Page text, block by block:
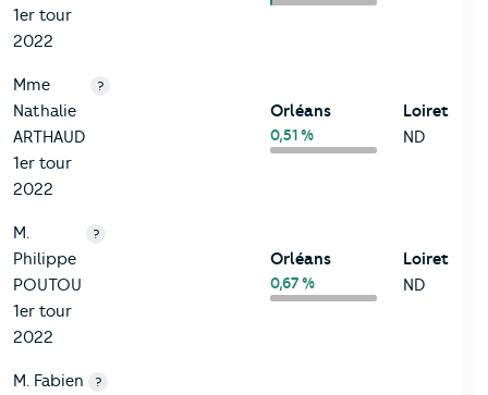
1er tour
2022
Mme
Nathalie
ARTHAUD
1er tour
2022
?
Orléans
0,51 %
Loiret
ND
M.
Philippe
POUTOU
1er tour
2022
?
Orléans
0,67 %
Loiret
ND
M. Fabien
?